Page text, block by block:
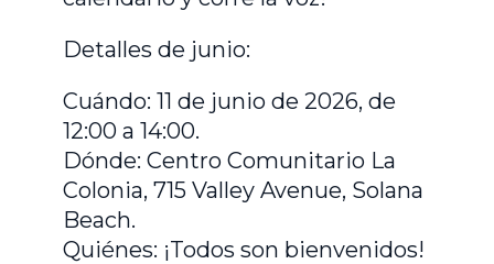
Detalles de junio:
Cuándo: 11 de junio de 2026, de
12:00 a 14:00.
Dónde: Centro Comunitario La
Colonia, 715 Valley Avenue, Solana
Beach.
Quiénes: ¡Todos son bienvenidos!